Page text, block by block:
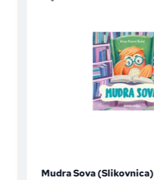
Mudra Sova (Slikovnica)